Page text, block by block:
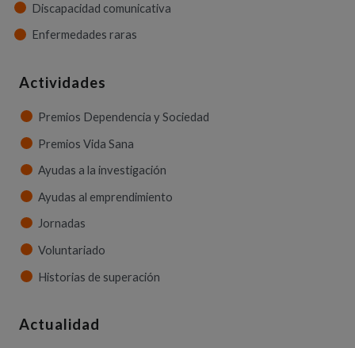
Discapacidad comunicativa
Enfermedades raras
Actividades
Premios Dependencia y Sociedad
Premios Vida Sana
Ayudas a la investigación
Ayudas al emprendimiento
Jornadas
Voluntariado
Historias de superación
Actualidad